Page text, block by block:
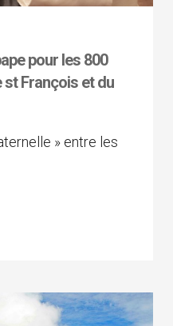
pour les 800
st François et du
» entre les